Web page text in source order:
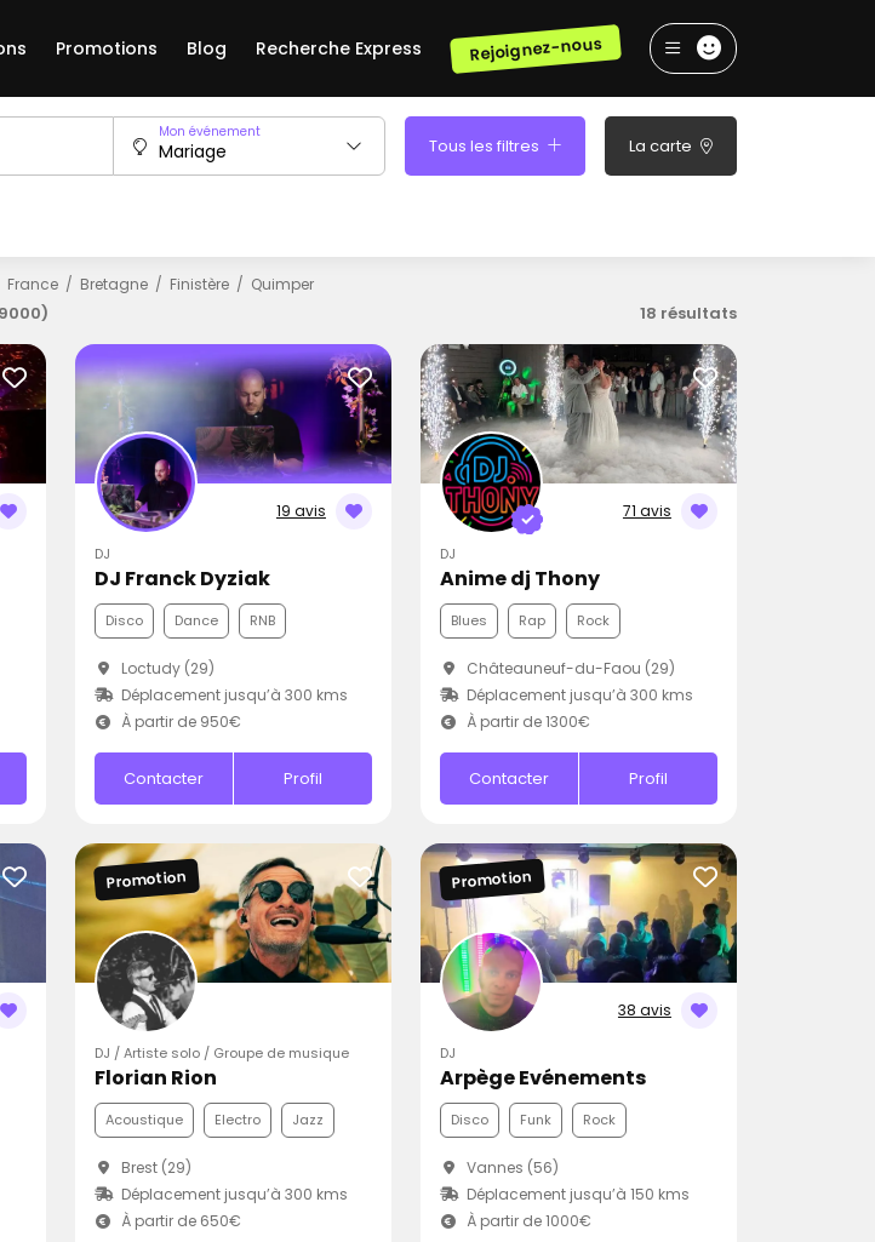
Promotions Blog Recherche Express Rejoignez-nous
Mon événement
Tous les filtres La carte
France Bretagne Finistère Quimper
18 résultats
19 avis
DJ
DJ Franck Dyziak
Disco Dance RNB
Loctudy (29)
Déplacement jusqu’à 300 kms
À partir de 950€
Contacter Profil
71 avis
DJ
Anime dj Thony
Blues Rap Rock
Châteauneuf-du-Faou (29)
Déplacement jusqu’à 300 kms
À partir de 1300€
Contacter Profil
Promotion
DJ / Artiste solo / Groupe de musique
Florian Rion
Acoustique Electro Jazz
Brest (29)
Déplacement jusqu’à 300 kms
À partir de 650€
38 avis
Promotion
DJ
Arpège Evénements
Disco Funk Rock
Vannes (56)
Déplacement jusqu’à 150 kms
À partir de 1000€